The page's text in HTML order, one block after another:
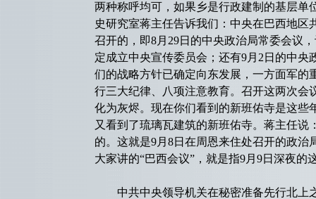
两种称呼均可，如果乡是行政建制的基层单
史研究室蒋主任告诉我们：中央在巴西地
召开的，即8月29日的中央政治局常委会议
定成立中央宣传委员会；还有9月2日的中
们的战略方针已确定向东发展，一方面军的
行三大纪律、八项注意教育。召开这两次会
化为灰烬。现在你们看到的新班佑寺是这些
又看到了琉璃瓦建筑的新班佑寺。蒋主任
的。这就是9月8日在周恩来住处召开的政
大家讲的“巴西会议”，就是指9月9日深夜的
中共中央领导机关在秘密准备先行北上